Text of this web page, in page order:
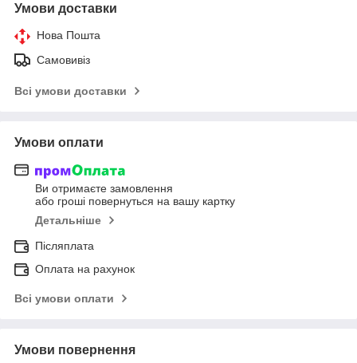
Умови доставки
Нова Пошта
Самовивіз
Всі умови доставки
Умови оплати
Ви отримаєте замовлення
або гроші повернуться на вашу картку
Детальніше
Післяплата
Оплата на рахунок
Всі умови оплати
Умови повернення